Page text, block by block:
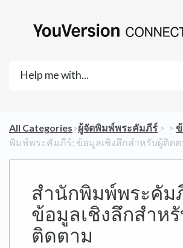
All Categories​>​​ผู้จัดพิมพ์พระคัมภีร์ ​ > ​ ​ > ​
พิมพ์พระคัมภีร์: ข้อมูลเชิงลึกสำหรับผู้ติดต
สำนักพิมพ์พระคัม
ข้อมูลเชิงลึกสำห
ติดตาม